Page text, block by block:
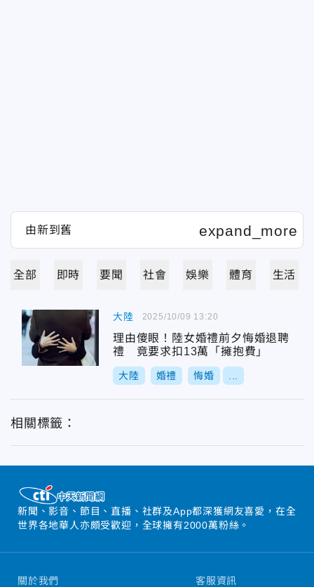
全部 即時 要聞 社會 娛樂 體育 生活
大陸
理由傻眼！陸女婚禮前夕悔婚退聘
禮 竟要求扣13萬「擁抱費」
大陸 婚禮 悔婚
2025/10/09 13:20
相關標籤：
新聞、影音、節目、直播、社群及App都深獲網友喜愛，在全
世界各地華人亦頗受歡迎，全球擁有2000萬粉絲。
關於我們 客服資訊